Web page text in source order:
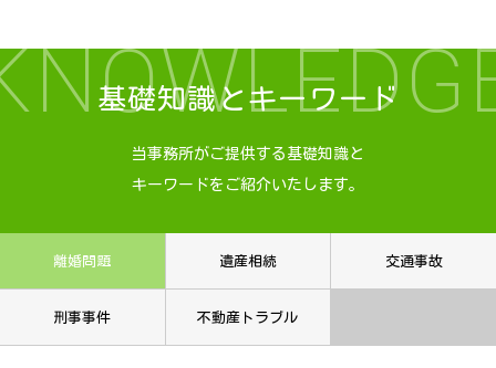
基礎知識とキーワード
当事務所がご提供する基礎知識と
キーワードをご紹介いたします。
離婚問題 遺産相続 交通事故
刑事事件 不動産トラブル